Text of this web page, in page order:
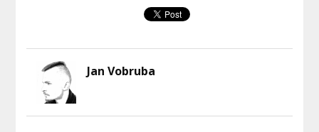
Jan Vobruba